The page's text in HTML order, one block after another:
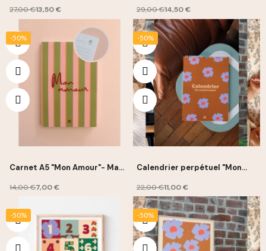
27,00 €13,50 € 29,00 €14,50 €
-50%
Carnet A5 "Mon Amour"- Ma
14,00 €7,00 €
-50%
Calendrier perpétuel "Mon
22,00 €11,00 €
-50% -50%